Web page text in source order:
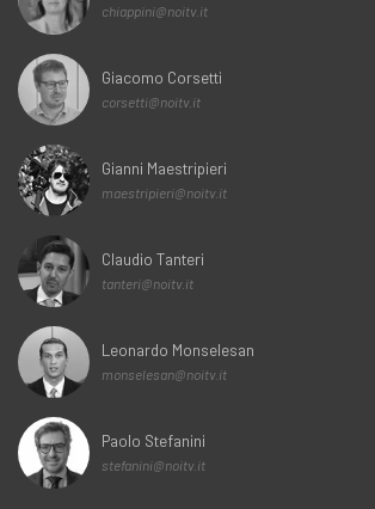
chiappini@noitv.it
Giacomo Corsetti
corsetti@noitv.it
Gianni Maestripieri
maestripieri@noitv.it
Claudio Tanteri
tanteri@noitv.it
Leonardo Monselesan
monselesan@noitv.it
Paolo Stefanini
stefanini@noitv.it